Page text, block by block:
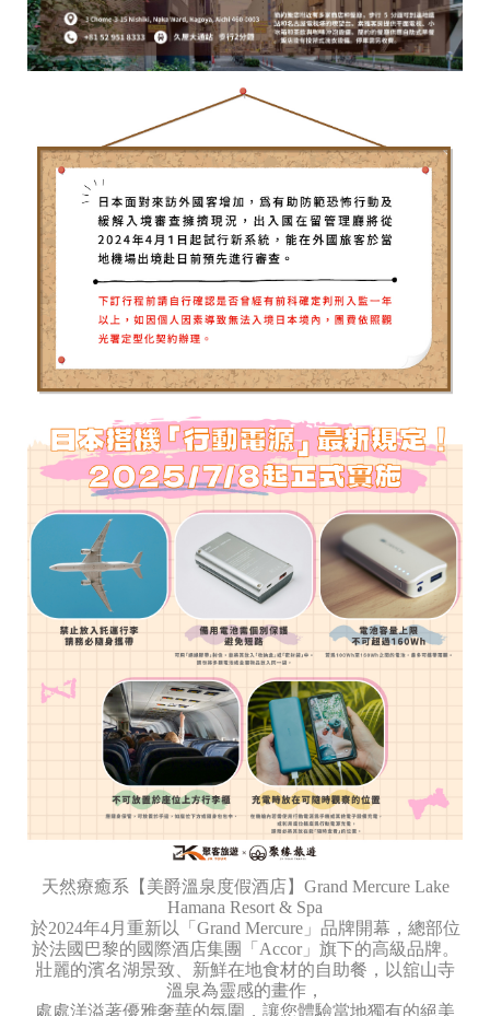
天然療癒系【美爵溫泉度假酒店】Grand Mercure Lake
Hamana Resort & Spa
於2024年4月重新以「Grand Mercure」品牌開幕，總部位
於法國巴黎的國際酒店集團「Accor」旗下的高級品牌。
壯麗的濱名湖景致、新鮮在地食材的自助餐，以舘山寺
溫泉為靈感的畫作，
處處洋溢著優雅奢華的氛圍，讓您體驗當地獨有的絕美